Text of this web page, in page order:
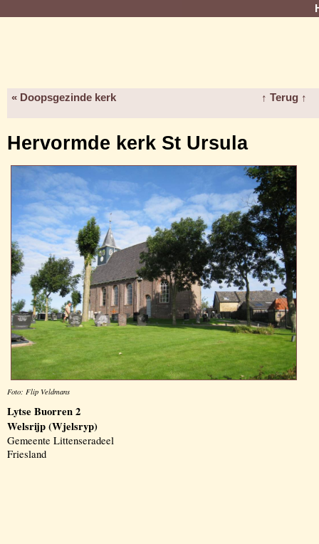
« Doopsgezinde kerk ↑ Terug ↑
Hervormde kerk St Ursula
Foto: Flip Veldmans
Lytse Buorren 2
Welsrijp (Wjelsryp)
Gemeente Littenseradeel
Friesland